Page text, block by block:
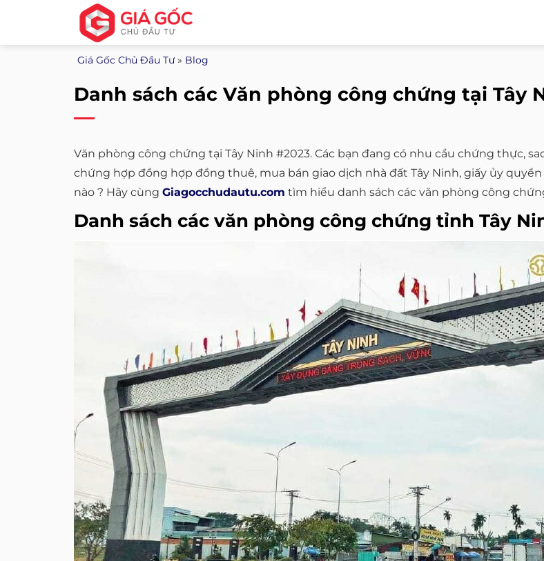
nội
Giá Gốc Chủ Đầu Tư» Blog
Danh sách các Văn phòng công chứng tại Tây
Văn phòng công chứng tại Tây Ninh #2023. Các bạn đang có nhu cầu chứng thực,
chứng hợp đồng hợp đồng thuê, mua bán giao dịch nhà đất Tây Ninh, giấy ủy
nào ? Hãy cùng Giagocchudautu.com tìm hiểu danh sách các văn phòng công
Danh sách các văn phòng công chứng tỉnh Tây